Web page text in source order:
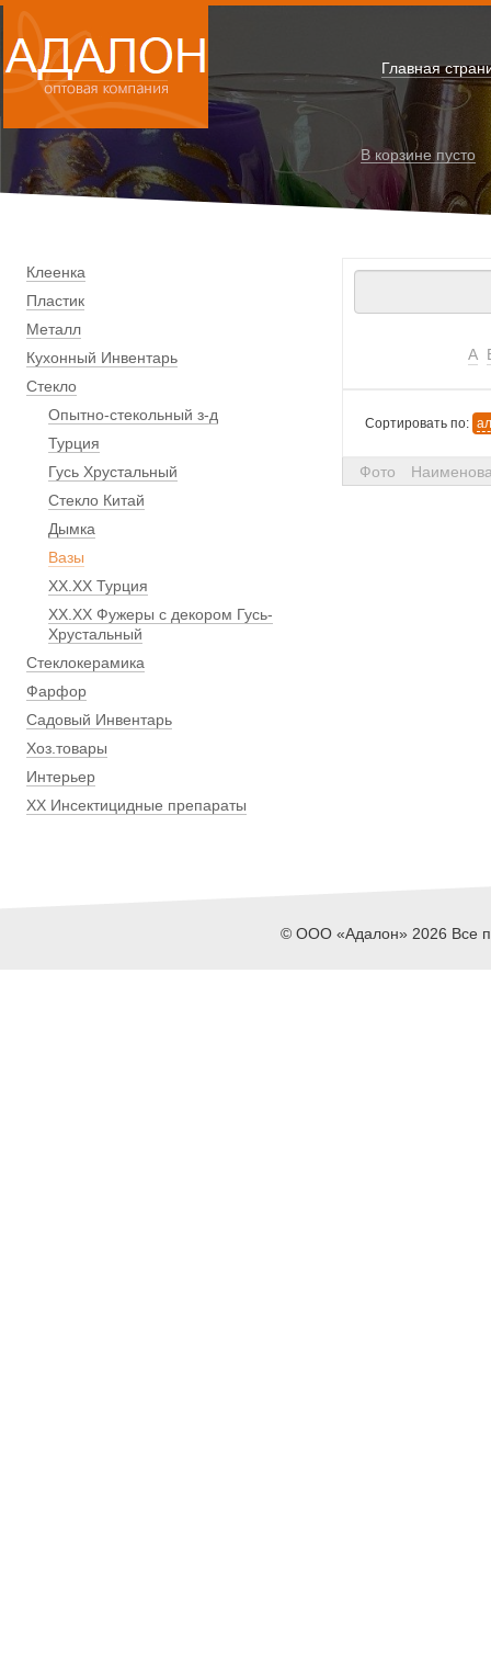
Главная
В корзине пусто
Клеенка
Пластик
Металл
Кухонный Инвентарь
Стекло
Опытно-стекольный з-д
Турция
Гусь Хрустальный
Стекло Китай
Дымка
Вазы
ХХ.ХХ Турция
ХХ.ХХ Фужеры с декором Гусь-
Хрустальный
Стеклокерамика
Фарфор
Садовый Инвентарь
Хоз.товары
Интерьер
ХХ Инсектицидные препараты
А
Сортировать по:
Фото
© ООО «Адалон» 2026 Все